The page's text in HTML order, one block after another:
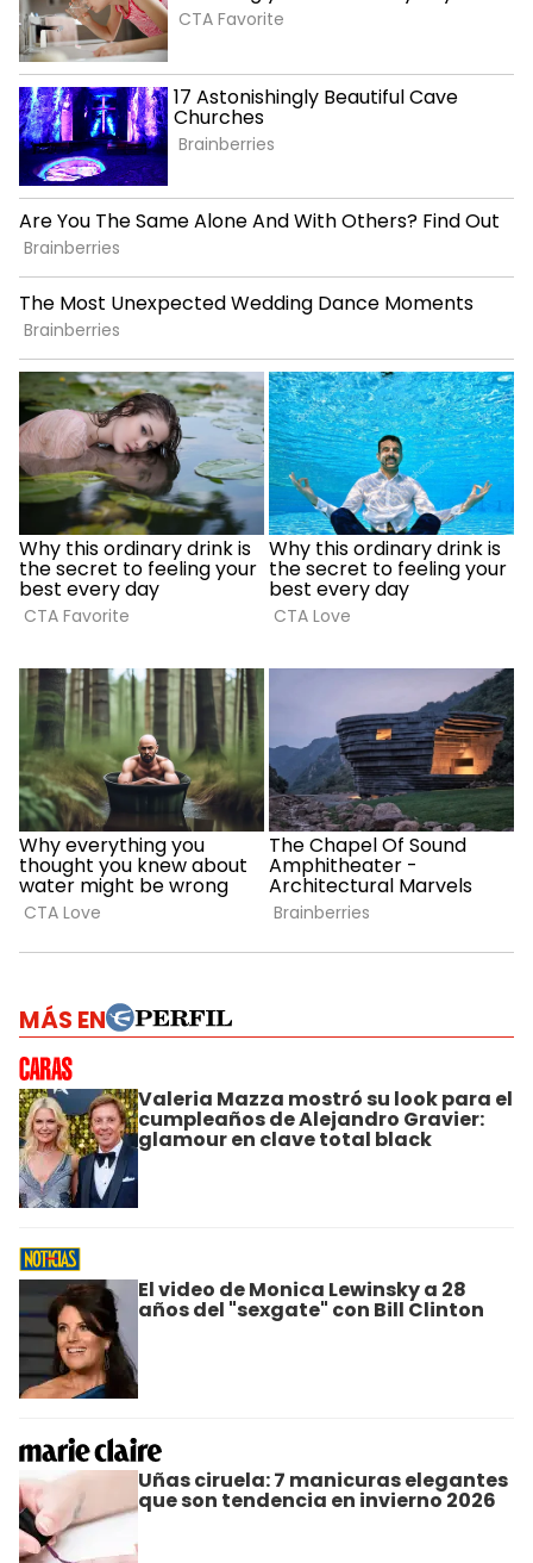
MÁS EN
Valeria Mazza mostró su look para el
cumpleaños de Alejandro Gravier:
glamour en clave total black
El video de Monica Lewinsky a 28
años del "sexgate" con Bill Clinton
Uñas ciruela: 7 manicuras elegantes
que son tendencia en invierno 2026